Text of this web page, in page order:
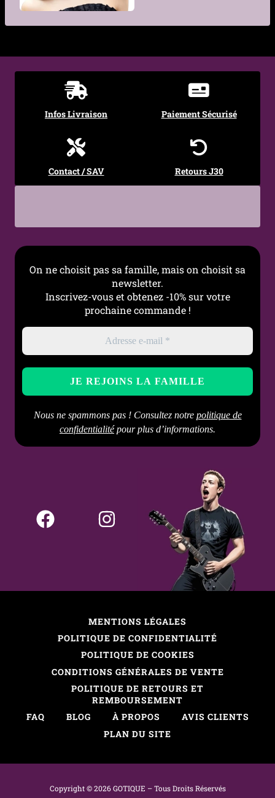
Infos Livraison Paiement Sécurisé
Contact / SAV Retours J30
On ne choisit pas sa famille, mais on choisit sa
newsletter.
Inscrivez-vous et obtenez -10% sur votre
prochaine commande !
Nous ne spammons pas ! Consultez notre politique de
confidentialitépour plus d’informations.
MENTIONS LÉGALES
POLITIQUE DE CONFIDENTIALITÉ
POLITIQUE DE COOKIES
CONDITIONS GÉNÉRALES DE VENTE
POLITIQUE DE RETOURS ET
REMBOURSEMENT
FAQ
BLOG À PROPOS
AVIS CLIENTS
PLAN DU SITE
Copyright © 2026 GOTIQUE –TousDroitsRéservés